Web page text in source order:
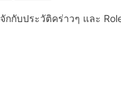
กับประวัติคร่าวๆ และ